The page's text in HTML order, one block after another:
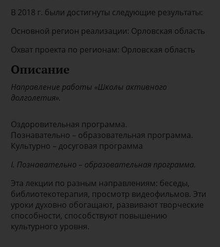
В 2018 г. были достигнуты следующие результаты:
Основной регион реализации: Орловская область
Охват проекта по регионам: Орловская область
Описание
Направление работы «Школы активного
долголетия».
Оздоровительная программа.
Познавательно – образовательная программа.
Культурно – досуговая программа
I. Познавательно – образовательная программа.
Эта лекции по разным направлениям: беседы,
библиотекотерапия, просмотр видеофильмов. Эти
уроки духовно обогащают, развивают творческие
способности, способствуют повышению
культурного уровня.